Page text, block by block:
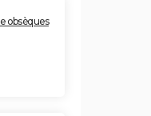
obsèques